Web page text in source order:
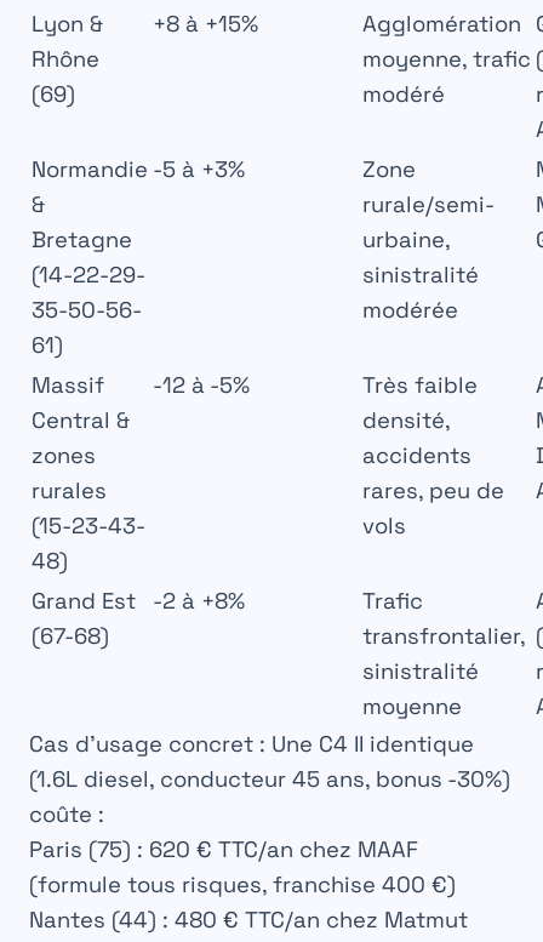
Lyon &
Rhône
(69)
+8 à +15%
Agglomération
moyenne, trafic
modéré
Normandie
&
Bretagne
(14-22-29-
35-50-56-
61)
-5 à +3%
Zone
rurale/semi-
urbaine,
sinistralité
modérée
Massif
Central &
zones
rurales
(15-23-43-
48)
-12 à -5%
Très faible
densité,
accidents
rares, peu de
vols
Grand Est
(67-68)
-2 à +8%
Trafic
transfrontalier,
sinistralité
moyenne
Cas d’usage concret : Une C4 II identique
(1.6L diesel, conducteur 45 ans, bonus -30%)
coûte :
Paris (75) : 620 € TTC/an chez MAAF
(formule tous risques, franchise 400 €)
Nantes (44) : 480 € TTC/an chez Matmut